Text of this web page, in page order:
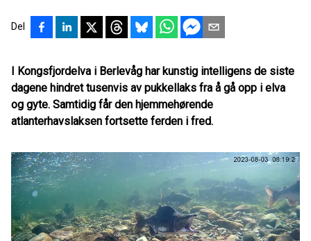
Del
I Kongsfjordelva i Berlevåg har kunstig intelligens de siste
dagene hindret tusenvis av pukkellaks fra å gå opp i elva
og gyte. Samtidig får den hjemmehørende
atlanterhavslaksen fortsette ferden i fred.